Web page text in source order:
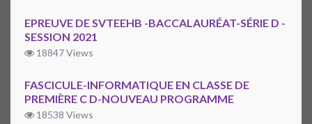
EPREUVE DE SVTEEHB -BACCALAURÉAT-SÉRIE D -
SESSION 2021
18847 Views
FASCICULE-INFORMATIQUE EN CLASSE DE
PREMIÈRE C D-NOUVEAU PROGRAMME
18538 Views